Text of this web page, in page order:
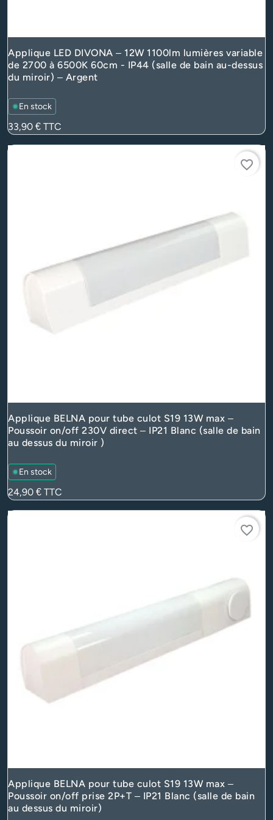
Applique LED DIVONA – 12W 1100lm lumières variable
de 2700 à 6500K 60cm - IP44 (salle de bain au-dessus
du miroir) – Argent
En stock
Prix
33,90 € TTC
favorite_border
Applique BELNA pour tube culot S19 13W max –
Poussoir on/off 230V direct – IP21 Blanc (salle de bain
au dessus du miroir )
En stock
Prix
24,90 € TTC
favorite_border
Applique BELNA pour tube culot S19 13W max –
Poussoir on/off prise 2P+T – IP21 Blanc (salle de bain
au dessus du miroir)